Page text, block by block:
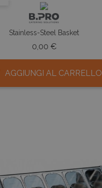
Stainless-Steel Basket
0,00 €Prezzo
AGGIUNGI AL CARRELLO